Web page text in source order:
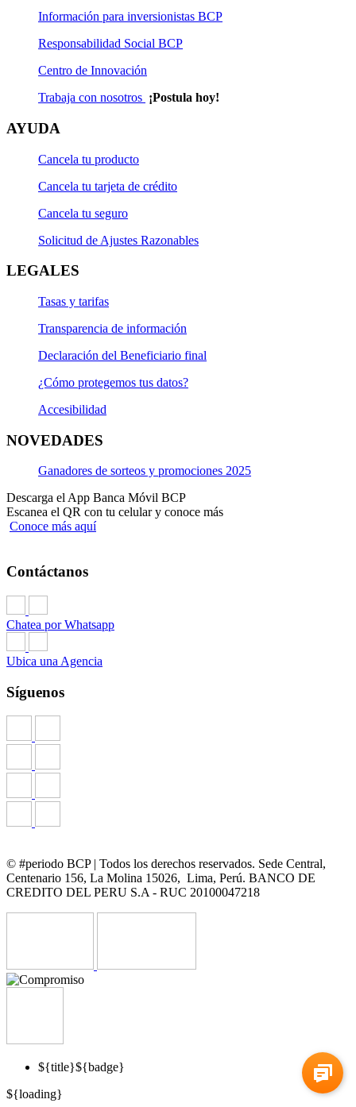
Información para inversionistas BCP
Responsabilidad Social BCP
Centro de Innovación
Trabaja con nosotros ¡Postula hoy!
AYUDA
Cancela tu producto
Cancela tu tarjeta de crédito
Cancela tu seguro
Solicitud de Ajustes Razonables
LEGALES
Tasas y tarifas
Transparencia de información
Declaración del Beneficiario final
¿Cómo protegemos tus datos?
Accesibilidad
NOVEDADES
Ganadores de sorteos y promociones 2025
Descarga el App Banca Móvil BCP
Escanea el QR con tu celular y conoce más
Conoce más aquí
Contáctanos
Chatea por Whatsapp
Ubica una Agencia
Síguenos
© #periodo BCP | Todos los derechos reservados. Sede Central,
Centenario 156, La Molina 15026, Lima, Perú. BANCO DE
CREDITO DEL PERU S.A - RUC 20100047218
${title}${badge}
${loading}